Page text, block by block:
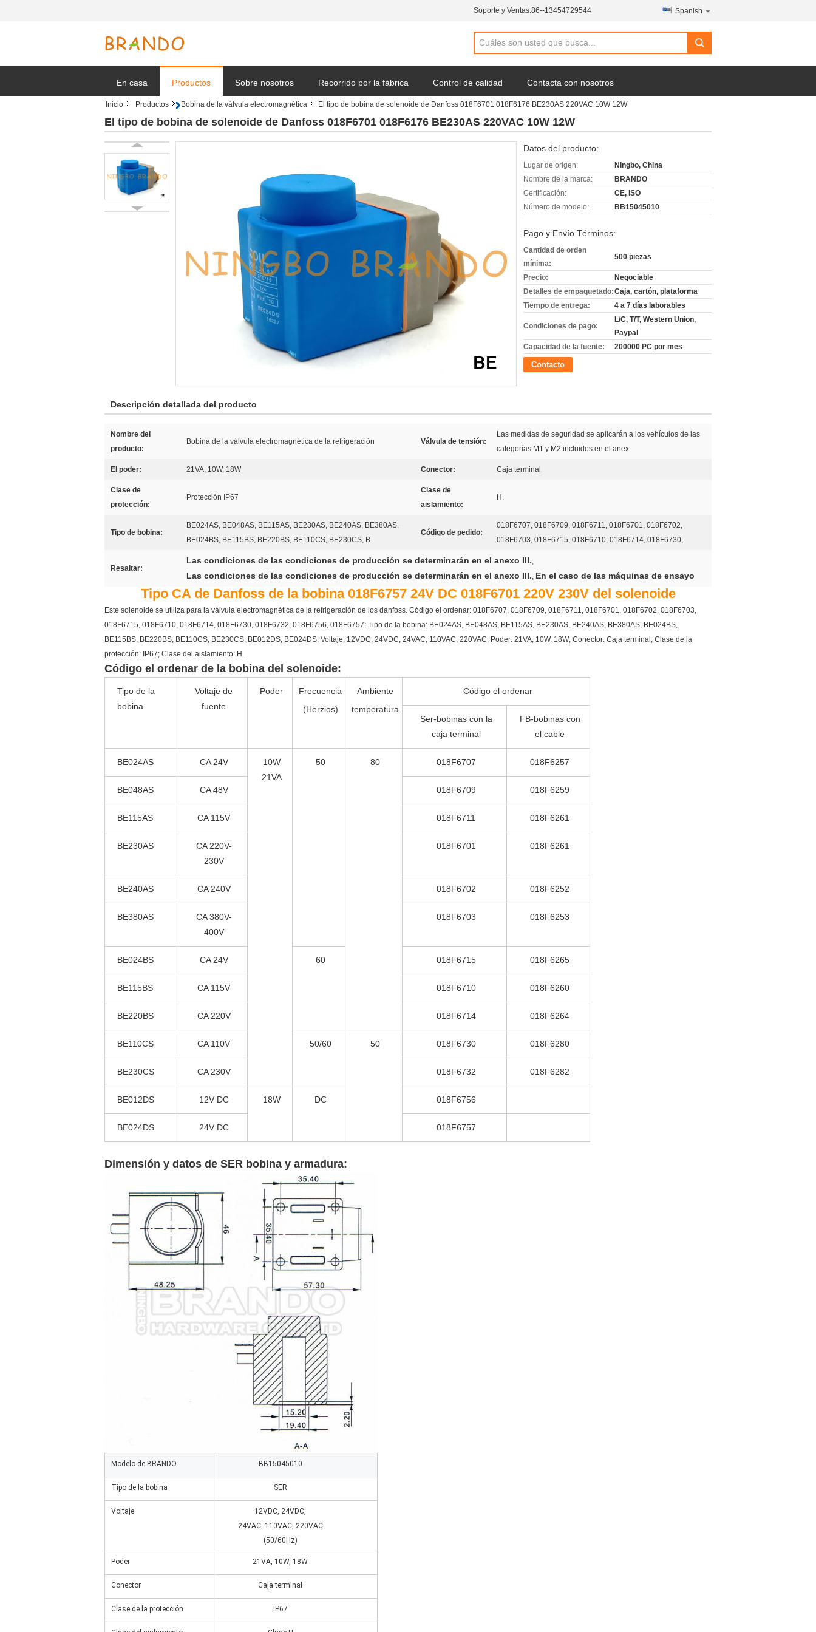
Soporte y Ventas:86--13454729544 Spanish
En casa Productos Sobre nosotros Recorrido por la fábrica Control de calidad Contacta con nosotros
Solicitar una cotización Noticias de la compañía
Inicio Productos Bobina de la válvula electromagnética El tipo de bobina de solenoide de Danfoss 018F6701 018F6176 BE230AS 220VAC 10W 12W
El tipo de bobina de solenoide de Danfoss 018F6701 018F6176 BE230AS 220VAC 10W 12W
Datos del producto:
Lugar de origen:
Ningbo, China
Nombre de la marca:
BRANDO
Certificación:
CE, ISO
Número de modelo:
BB15045010
Pago y Envío Términos:
Cantidad de orden
mínima:
500 piezas
Precio:
Negociable
Detalles de empaquetado:Caja, cartón, plataforma
Tiempo de entrega:
4 a 7 días laborables
Condiciones de pago:
L/C, T/T, Western Union,
Paypal
Capacidad de la fuente:
200000 PC por mes
Contacto
Descripción detallada del producto
Nombre del
producto:
Bobina de la válvula electromagnética de la refrigeración Válvula de tensión:
Las medidas de seguridad se aplicarán a los vehículos de las
categorías M1 y M2 incluidos en el anex
El poder: 21VA, 10W, 18W Conector: Caja terminal
Clase de
protección:
Protección IP67
Clase de
aislamiento:
H.
Tipo de bobina:
BE024AS, BE048AS, BE115AS, BE230AS, BE240AS, BE380AS,
BE024BS, BE115BS, BE220BS, BE110CS, BE230CS, B
Código de pedido:
018F6707, 018F6709, 018F6711, 018F6701, 018F6702,
018F6703, 018F6715, 018F6710, 018F6714, 018F6730,
Resaltar:
Las condiciones de las condiciones de producción se determinarán en el anexo III.,
Las condiciones de las condiciones de producción se determinarán en el anexo III., En el caso de las máquinas de ensayo
Tipo CA de Danfoss de la bobina 018F6757 24V DC 018F6701 220V 230V del solenoide
Este solenoide se utiliza para la válvula electromagnética de la refrigeración de los danfoss. Código el ordenar: 018F6707, 018F6709, 018F6711, 018F6701, 018F6702, 018F6703,
018F6715, 018F6710, 018F6714, 018F6730, 018F6732, 018F6756, 018F6757; Tipo de la bobina: BE024AS, BE048AS, BE115AS, BE230AS, BE240AS, BE380AS, BE024BS,
BE115BS, BE220BS, BE110CS, BE230CS, BE012DS, BE024DS; Voltaje: 12VDC, 24VDC, 24VAC, 110VAC, 220VAC; Poder: 21VA, 10W, 18W; Conector: Caja terminal; Clase de la
protección: IP67; Clase del aislamiento: H.
Código el ordenar de la bobina del solenoide:
Tipo de la
bobina
Voltaje de
fuente
Poder
Frecuencia
(Herzios)
Ambiente
temperatura
Código el ordenar
Ser-bobinas con la
caja terminal
FB-bobinas con
el cable
BE024AS CA 24V
10W
21VA
50 80 018F6707 018F6257
BE048AS CA 48V 018F6709 018F6259
BE115AS CA 115V 018F6711 018F6261
BE230AS
CA 220V-
230V
018F6701 018F6261
BE240AS CA 240V 018F6702 018F6252
BE380AS
CA 380V-
400V
018F6703 018F6253
BE024BS CA 24V 60 018F6715 018F6265
BE115BS CA 115V 018F6710 018F6260
BE220BS CA 220V 018F6714 018F6264
BE110CS CA 110V 50/60 50 018F6730 018F6280
BE230CS CA 230V 018F6732 018F6282
BE012DS 12V DC 18W DC 018F6756
BE024DS 24V DC 018F6757
Dimensión y datos de SER bobina y armadura:
Modelo de BRANDO BB15045010
Tipo de la bobina SER
Voltaje
12VDC, 24VDC,
24VAC, 110VAC, 220VAC
(50/60Hz)
Poder 21VA, 10W, 18W
Conector Caja terminal
Clase de la protección IP67